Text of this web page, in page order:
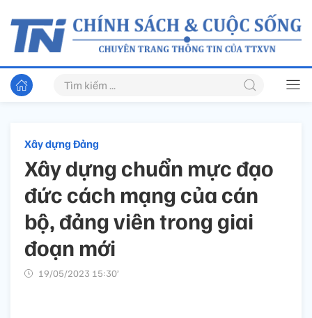
Xây dựng Đảng
Xây dựng chuẩn mực đạo
đức cách mạng của cán
bộ, đảng viên trong giai
đoạn mới
19/05/2023 15:30’